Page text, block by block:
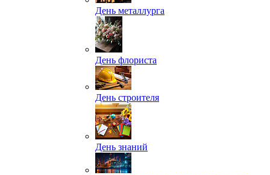
День металлурга
День флориста
День строителя
День знаний